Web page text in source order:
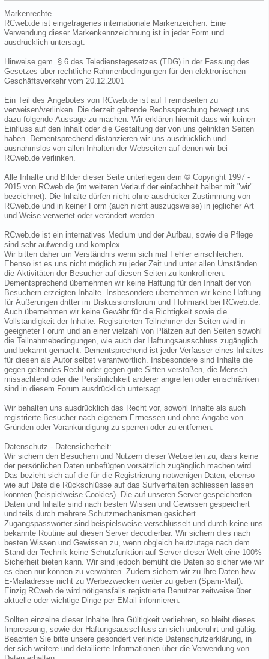
Markenrechte
RCweb.de ist eingetragenes internationale Markenzeichen. Eine
Verwendung dieser Markenkennzeichnung ist in jeder Form und
ausdrücklich untersagt.
Hinweise gem. § 6 des Teledienstegesetzes (TDG) in der Fassung des
Gesetzes über rechtliche Rahmenbedingungen für den elektronischen
Geschäftsverkehr vom 20.12.2001
Ein Teil des Angebotes von RCweb.de ist auf Fremdseiten zu
verweisen/verlinken. Die derzeit geltende Rechssprechung bewegt uns
dazu folgende Aussage zu machen: Wir erklären hiermit dass wir keinen
Einfluss auf den Inhalt oder die Gestaltung der von uns gelinkten Seiten
haben. Dementsprechend distanzieren wir uns ausdrücklich und
ausnahmslos von allen Inhalten der Webseiten auf denen wir bei
RCweb.de verlinken.
Alle Inhalte und Bilder dieser Seite unterliegen dem © Copyright 1997 -
2015 von RCweb.de (im weiteren Verlauf der einfachheit halber mit "wir"
bezeichnet). Die Inhalte dürfen nicht ohne ausdrücker Zustimmung von
RCweb.de und in keiner Form (auch nicht auszugsweise) in jeglicher Art
und Weise verwertet oder verändert werden.
RCweb.de ist ein internatives Medium und der Aufbau, sowie die Pflege
sind sehr aufwendig und komplex.
Wir bitten daher um Verständnis wenn sich mal Fehler einschleichen.
Ebenso ist es uns nicht möglich zu jeder Zeit und unter allen Umständen
die Aktivitäten der Besucher auf diesen Seiten zu konkrollieren.
Dementsprechend übernehmen wir keine Haftung für den Inhalt der von
Besuchern erzeigten Inhalte. Insbesondere übernehmen wir keine Haftung
für Äußerungen dritter im Diskussionsforum und Flohmarkt bei RCweb.de.
Auch übernehmen wir keine Gewähr für die Richtigkeit sowie die
Vollständigkeit der Inhalte. Registrierten Teilnehmer der Seiten wird in
geeigneter Forum und an einer vielzahl von Plätzen auf den Seiten sowohl
die Teilnahmebedingungen, wie auch der Haftungsausschluss zugänglich
und bekannt gemacht. Dementsprechend ist jeder Verfasser eines Inhaltes
für diesen als Autor selbst verantwortlich. Insbesondere sind Inhalte die
gegen geltendes Recht oder gegen gute Sitten verstoßen, die Mensch
missachtend oder die Persönlichkeit anderer angreifen oder einschränken
sind in diesem Forum ausdrücklich untersagt.
Wir behalten uns ausdrücklich das Recht vor, sowohl Inhalte als auch
registrierte Besucher nach eigenem Ermessen und ohne Angabe von
Gründen oder Vorankündigung zu sperren oder zu entfernen.
Datenschutz - Datensicherheit:
Wir sichern den Besuchern und Nutzern dieser Webseiten zu, dass keine
der persönlichen Daten unbefügten vorsätzlich zugänglich machen wird.
Das bezieht sich auf die für die Registrierung notwenigen Daten, ebenso
wie auf Date die Rückschlüsse auf das Surfverhalten schliessen lassen
könnten (beispielweise Cookies). Die auf unseren Server gespeicherten
Daten und Inhalte sind nach besten Wissen und Gewissen gespeichert
und teils durch mehrere Schutzmechanismen gesichert.
Zugangspasswörter sind beispielsweise verschlüsselt und durch keine uns
bekannte Routine auf diesen Server decodierbar. Wir sichern dies nach
besten Wissen und Gewissen zu, wenn obgleich heutzutage nach dem
Stand der Technik keine Schutzfunktion auf Server dieser Welt eine 100%
Sicherheit bieten kann. Wir sind jedoch bemüht die Daten so sicher wie wir
es eben nur können zu verwahren. Zudem sichern wir zu Ihre Daten bzw.
E-Mailadresse nicht zu Werbezwecken weiter zu geben (Spam-Mail).
Einzig RCweb.de wird nötigensfalls registrierte Benutzer zeitweise über
aktuelle oder wichtige Dinge per EMail informieren.
Sollten einzelne dieser Inhalte Ihre Gültigkeit verliehren, so bleibt dieses
Impressung, sowie der Haftungsausschluss an sich unberührt und gültig.
Beachten Sie bitte unsere gesondert verlinkte Datenschutzerklärung, in
der sich weitere und detailierte Informationen über die Verwendung von